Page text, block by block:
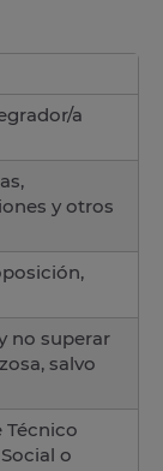
a
y otros
no superar
salvo
o